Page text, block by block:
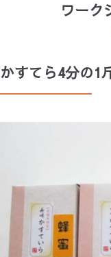
ワークショ
ウインド
わかぎホーム
かなで
さち風
ワーク
かすてら4分の1